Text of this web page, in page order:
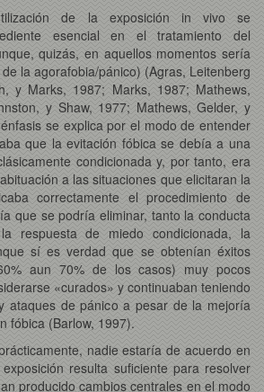
de la exposición in vivo se
esencial en el tratamiento del
quizás, en aquellos momentos sería
la agorafobia/pánico) (Agras, Leitenberg
y Marks, 1987; Marks, 1987; Mathews,
y Shaw, 1977; Mathews, Gelder, y
se explica por el modo de entender
que la evitación fóbica se debía a una
condicionada y, por tanto, era
a las situaciones que elicitaran la
correctamente el procedimiento de
que se podría eliminar, tanto la conducta
respuesta de miedo condicionada, la
sí es verdad que se obtenían éxitos
aun 70% de los casos) muy pocos
«curados» y continuaban teniendo
ataques de pánico a pesar de la mejoría
fóbica (Barlow, 1997).
nadie estaría de acuerdo en
resulta suficiente para resolver
producido cambios centrales en el modo